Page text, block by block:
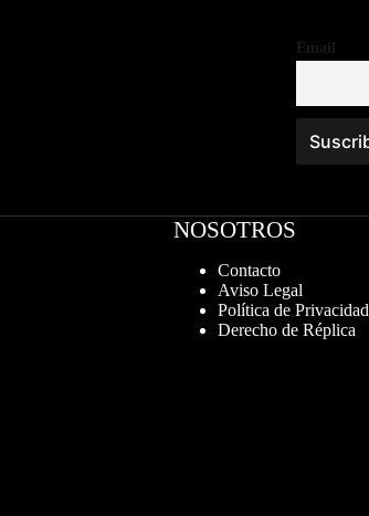
Email
NOSOTROS
Contacto
Aviso Legal
Política de Privacidad
Derecho de Réplica